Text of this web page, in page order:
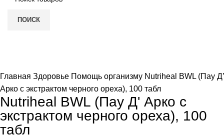
ПОИСК
Главная Здоровье Помощь организму Nutriheal BWL (Пау Д’
Арко с экстрактом черного ореха), 100 табл
Nutriheal BWL (Пау Д' Арко с
экстрактом черного ореха), 100
табл